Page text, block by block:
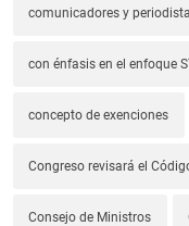
comunicadores y
con énfasis en el enfoque
concepto de exenciones
Congreso revisará el
Consejo de Ministros